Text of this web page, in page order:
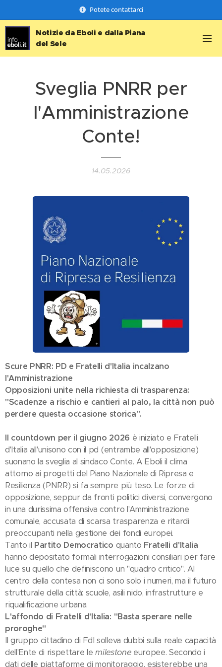
Potete contattarci
Notizie da Eboli e dalla Piana
del Sele
Sveglia PNRR per
l'Amministrazione
Conte!
14.05.2026
Scure PNRR: PD e Fratelli d'Italia incalzano
l'Amministrazione
Opposizioni unite nella richiesta di trasparenza:
"Scadenze a rischio e cantieri al palo, la città non può
perdere questa occasione storica".
Il countdown per il giugno 2026 è iniziato e Fratelli
d'Italia all'unisono con il pd (entrambe all'opposizione)
suonano la sveglia al sindaco Conte. A Eboli il clima
attorno ai progetti del Piano Nazionale di Ripresa e
Resilienza (PNRR) si fa sempre più teso. Le forze di
opposizione, seppur da fronti politici diversi, convergono
in una durissima offensiva contro l'Amministrazione
comunale, accusata di scarsa trasparenza e ritardi
preoccupanti nella gestione dei fondi europei.
Tanto il Partito Democratico quanto Fratelli d'Italia
hanno depositato formali interrogazioni consiliari per fare
luce su quello che definiscono un "quadro critico". Al
centro della contesa non ci sono solo i numeri, ma il futuro
strutturale della città: scuole, asili nido, infrastrutture e
riqualificazione urbana.
L'affondo di Fratelli d'Italia: "Basta sperare nelle
proroghe"
Il gruppo cittadino di FdI solleva dubbi sulla reale capacità
dell'Ente di rispettare lemilestoneeuropee. Secondo i
dati delle piattaforme di monitoraggio, esisterebbe una